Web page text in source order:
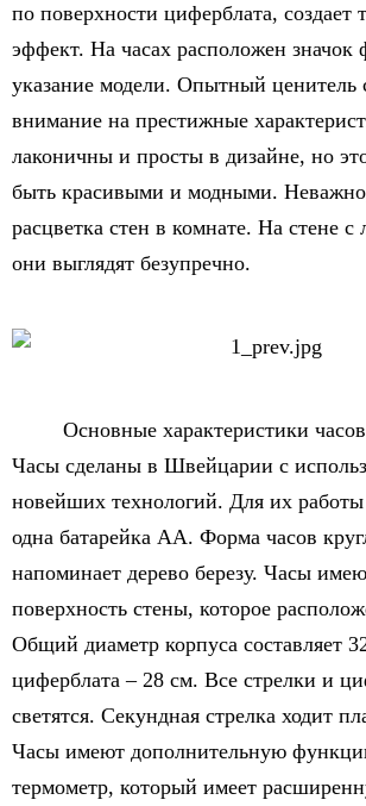
по поверхности циферблата, создает
эффект. На часах расположен
указание модели. Опытный ценитель
внимание на престижные
лаконичны и просты в дизайне, но
быть красивыми и модными.
расцветка стен в комнате. На стене
они выглядят безупречно.
Основные характеристики
Часы сделаны в Швейцарии с
новейших технологий. Для их работы
одна батарейка АА. Форма часов
напоминает дерево березу. Часы
поверхность стены, которое
Общий диаметр корпуса составляет
циферблата – 28 см. Все стрелки и
светятся. Секундная стрелка ходит
Часы имеют дополнительную
термометр, который имеет